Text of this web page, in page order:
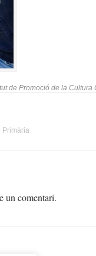
de Promoció de la Cultura
Primària
un comentari.